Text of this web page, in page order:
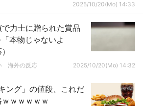
2025/10/20(Mo) 14:33
力士に贈られた賞品
本物じゃないよ
海外の反応 2025/10/20(Mo) 14:32
ング」の値段、これだ
ｗｗｗｗｗ